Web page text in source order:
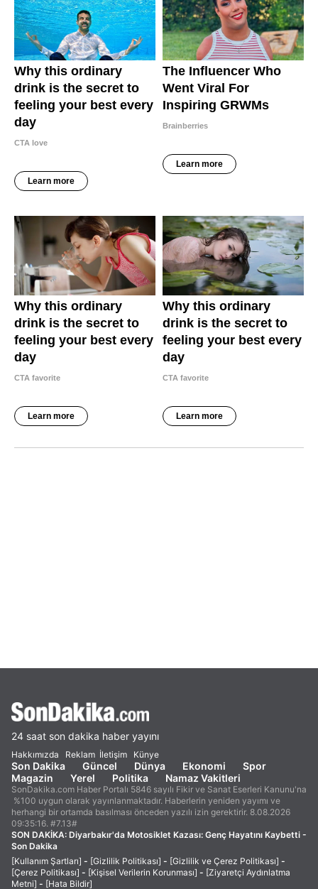
24 saat son dakika haber yayını
Hakkımızda Reklam İletişim Künye
Son Dakika Güncel Dünya Ekonomi
Spor
Magazin
Yerel Politika Namaz Vakitleri
SonDakika.com Haber Portalı 5846 sayılı Fikir ve Sanat Eserleri Kanunu'na
%100 uygun olarak yayınlanmaktadır. Haberlerin yeniden yayımı ve
herhangi bir ortamda basılması önceden yazılı izin gerektirir. 8.08.2026
09:35:16. #7.13#
SON DAKİKA: Diyarbakır'da Motosiklet Kazası: Genç Hayatını Kaybetti -
Son Dakika
[Kullanım Şartları] - [Gizlilik Politikası] - [Gizlilik ve Çerez Politikası] -
[Çerez Politikası] - [Kişisel Verilerin Korunması] - [Ziyaretçi Aydınlatma
Metni] - [Hata Bildir]